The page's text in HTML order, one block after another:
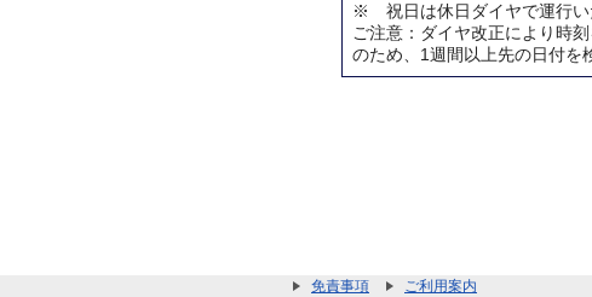
※ 祝日は休日ダイヤで運行い
ご注意：ダイヤ改正により時
のため、1週間以上先の日付を
免責事項 ご利用案内